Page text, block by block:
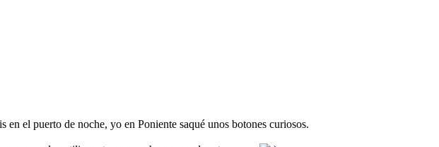
el puerto de noche, yo en Poniente saqué unos botones curiosos.